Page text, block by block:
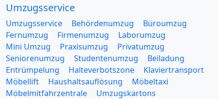
Umzugsservice
Umzugsservice Behördenumzug
Büroumzug
Fernumzug
Firmenumzug
Laborumzug
Mini Umzug
Praxisumzug
Privatumzug
Seniorenumzug
Studentenumzug
Beiladung
Entrümpelung
Halteverbotszone
Klaviertransport
Möbellift
Haushaltsauflösung
Möbeltaxi
Möbelmitfahrzentrale
Umzugskartons